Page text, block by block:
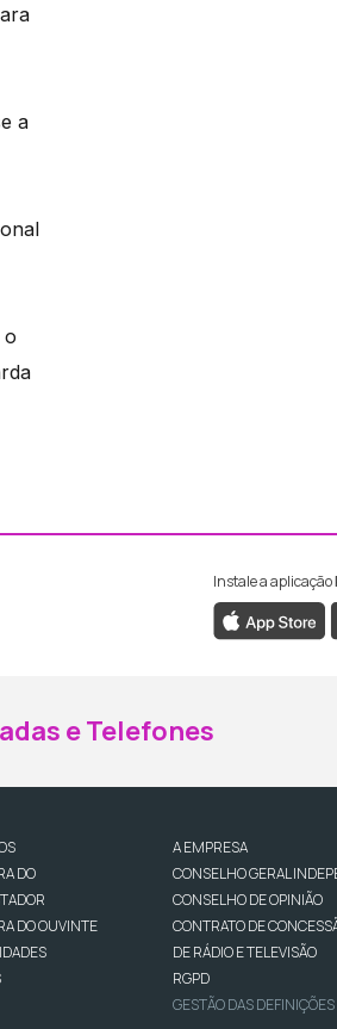
a
o
Facebook da RTP
ao Instagram da RTP
Instale a aplicação
e Telefones
DO
DO OUVINTE
A EMPRESA
CONSELHO GERAL
CONSELHO DE OPINIÃO
CONTRATO DE
DE RÁDIO E TELEVISÃO
RGPD
GESTÃO DAS